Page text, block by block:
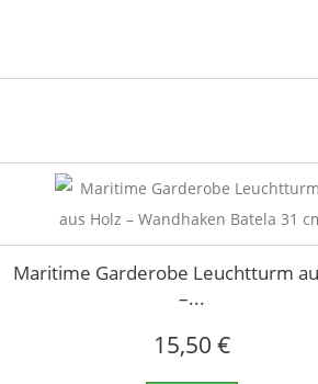
Maritime Garderobe Leuchtturm
–...
15,50 €